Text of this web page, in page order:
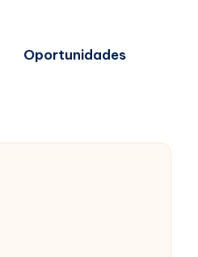
Oportunidades